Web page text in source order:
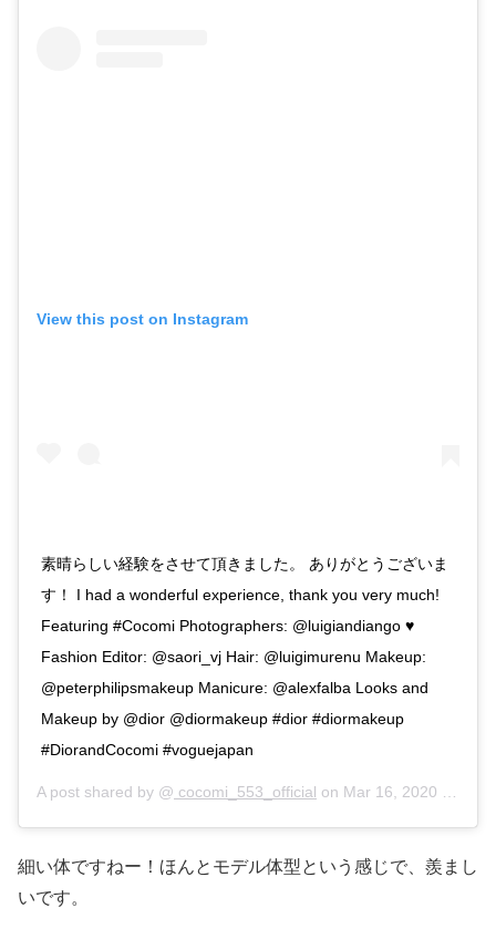
View this post on Instagram
素晴らしい経験をさせて頂きました。 ありがとうございま
す！ I had a wonderful experience, thank you very much!
Featuring #Cocomi Photographers: @luigiandiango ♥️
Fashion Editor: @saori_vj Hair: @luigimurenu Makeup:
@peterphilipsmakeup Manicure: @alexfalba Looks and
Makeup by @dior @diormakeup #dior #diormakeup
#DiorandCocomi #voguejapan
A post shared by @ cocomi_553_official on Mar 16, 2020 at 9:56pm PDT
細い体ですねー！ほんとモデル体型という感じで、羨まし
いです。